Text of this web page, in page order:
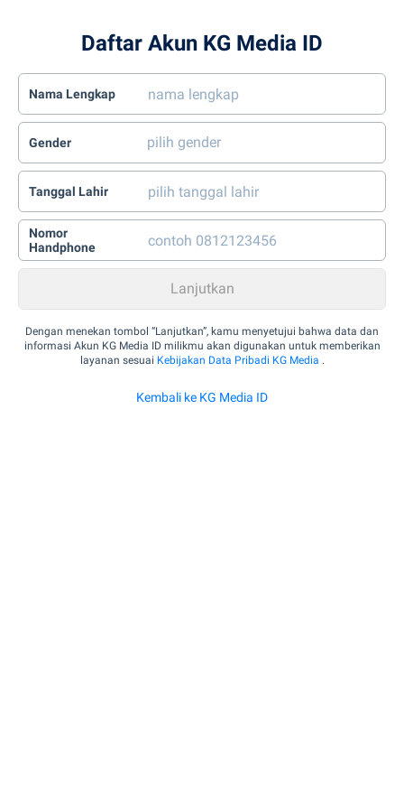
Daftar Akun KG Media ID
Nama Lengkap
Gender
Tanggal Lahir
Nomor
Handphone
Dengan menekan tombol “Lanjutkan”, kamu menyetujui bahwa data dan
informasi Akun KG Media ID milikmu akan digunakan untuk memberikan
layanan sesuai Kebijakan Data Pribadi KG Media .
Kembali ke KG Media ID